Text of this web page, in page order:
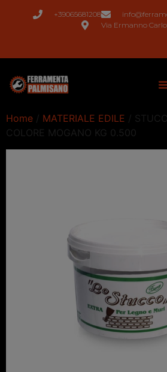
+39065681208
Via Ermanno
Home / MATERIALE EDILE /
COLORE MOGANO KG 0.500